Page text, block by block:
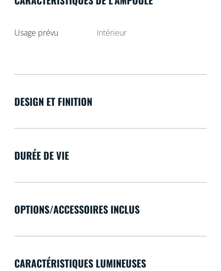
Usage prévu Intérieur
DESIGN ET FINITION
DURÉE DE VIE
OPTIONS/ACCESSOIRES INCLUS
CARACTÉRISTIQUES LUMINEUSES